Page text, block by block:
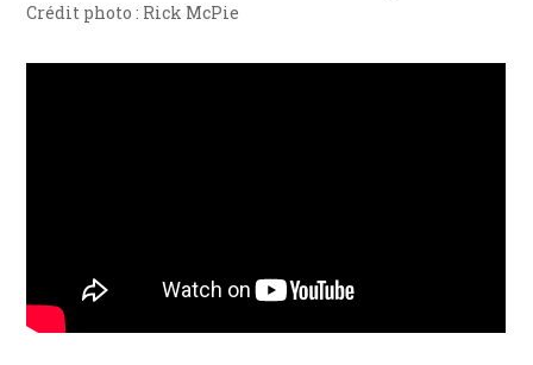
Crédit photo : Rick McPie